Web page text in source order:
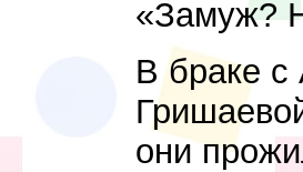
«Замуж?
В браке
они